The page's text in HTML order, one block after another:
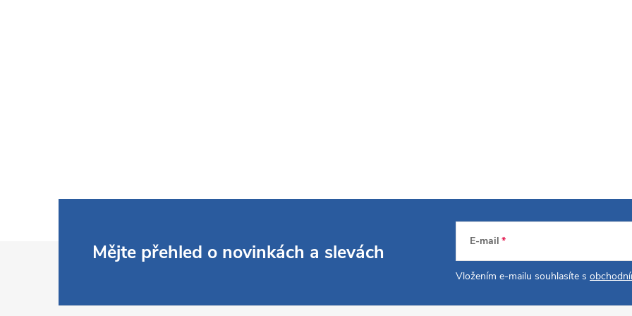
Mějte přehled o novinkách a slevách E-mail
Vložením e-mailu souhlasíte s